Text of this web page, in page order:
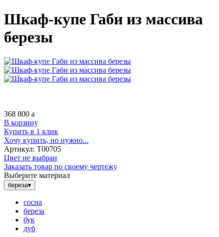
Шкаф-купе Габи из массива
березы
368 800 a
В корзину
Купить в 1 клик
Хочу купить, но нужно...
Артикул: Т00705
Цвет не выбран
Заказать товар по своему чертежу
Выберите материал
береза▾
сосна
береза
бук
дуб